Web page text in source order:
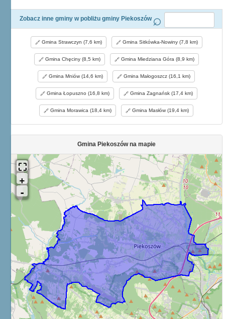
Zobacz inne gminy w pobliżu gminy Piekoszów
Gmina Strawczyn (7,6 km) Gmina Sitkówka-Nowiny (7,8 km)
Gmina Chęciny (8,5 km) Gmina Miedziana Góra (8,9 km)
Gmina Mniów (14,6 km) Gmina Małogoszcz (16,1 km)
Gmina Łopuszno (16,8 km) Gmina Zagnańsk (17,4 km)
Gmina Morawica (18,4 km) Gmina Masłów (19,4 km)
Gmina Piekoszów na mapie